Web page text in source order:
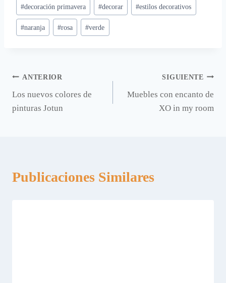
la
entrada:
#decoración primavera #decorar #estilos decorativos
#naranja #rosa #verde
Navegación
de
ANTERIOR
Los nuevos colores de
pinturas Jotun
SIGUIENTE
Muebles con encanto de
XO in my room
Publicaciones Similares